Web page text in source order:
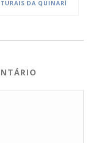
DA QUINARÍ